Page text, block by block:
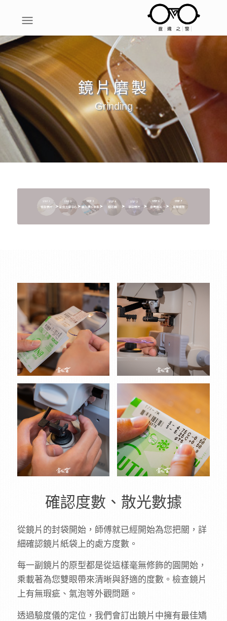
鏡片磨製
Grinding
確認度數、散光數據
從鏡片的封袋開始，師傅就已經開始為您把關，詳
細確認鏡片紙袋上的處方度數。
每一副鏡片的原型都是從這樣毫無修飾的圓開始，
乘載著為您雙眼帶來清晰與舒適的度數。檢查鏡片
上有無瑕疵、氣泡等外觀問題。
透過驗度儀的定位，我們會訂出鏡片中擁有最佳矯